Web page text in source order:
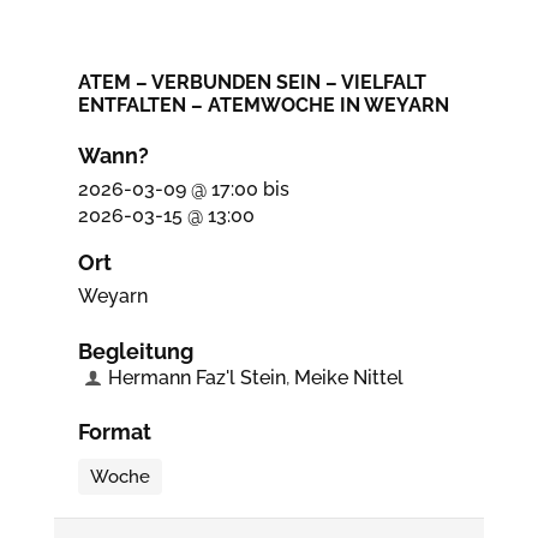
ATEM – VERBUNDEN SEIN – VIELFALT
ENTFALTEN – ATEMWOCHE IN WEYARN
Wann?
2026-03-09 @ 17:00 bis
2026-03-15 @ 13:00
Ort
Weyarn
Begleitung
Hermann Faz'l Stein, Meike Nittel
Format
Woche